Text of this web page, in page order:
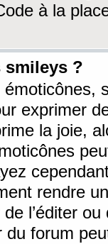
à la
smileys ?
exprimer
la joie,
rendre
l’éditer
du forum